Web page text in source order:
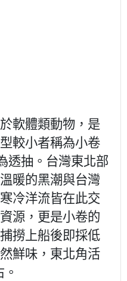
軟體類動物，是
較小者稱為小卷
透抽。台灣東北部
暖的黑潮與台灣
冷洋流皆在此交
源，更是小卷的
撈上船後即採低
鮮味，東北角活